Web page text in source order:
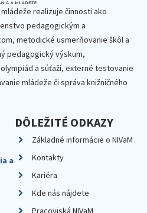
realizuje činnosti ako
pedagogickým a
metodické usmerňovanie škôl a
pedagogický výskum,
a súťaží, externé testovanie
mládeže či správa knižničného
a
DÔLEŽITÉ ODKAZY
Základné informácie o NIVaM
Kontakty
Kariéra
Kde nás nájdete
Pracoviská NIVaM